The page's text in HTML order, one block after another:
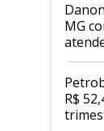
MG
R$